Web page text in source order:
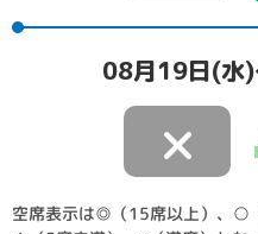
08月19日(水
×
空席表示は◎（15席以上）、○